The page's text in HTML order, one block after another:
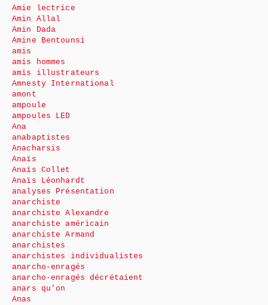
Amie lectrice
Amin Allal
Amin Dada
Amine Bentounsi
amis
amis hommes
amis illustrateurs
Amnesty International
amont
ampoule
ampoules LED
Ana
anabaptistes
Anacharsis
Anaïs
Anaïs Collet
Anaïs Léonhardt
analyses Présentation
anarchiste
anarchiste Alexandre
anarchiste américain
anarchiste Armand
anarchistes
anarchistes individualistes
anarcho-enragés
anarcho-enragés décrétaient
anars qu’on
Anas